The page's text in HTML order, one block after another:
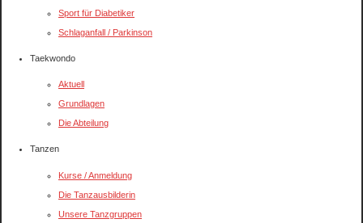
Sport für Diabetiker
Schlaganfall / Parkinson
Taekwondo
Aktuell
Grundlagen
Die Abteilung
Tanzen
Kurse / Anmeldung
Die Tanzausbilderin
Unsere Tanzgruppen